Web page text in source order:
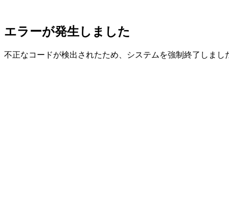
エラーが発生しました
不正なコードが検出されたため、システムを強制終了しまし